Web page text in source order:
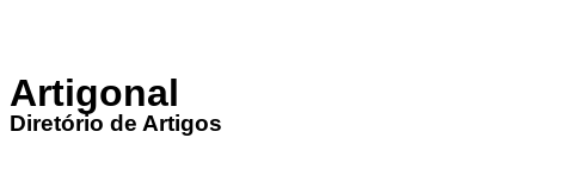
Artigonal
Diretório de Artigos